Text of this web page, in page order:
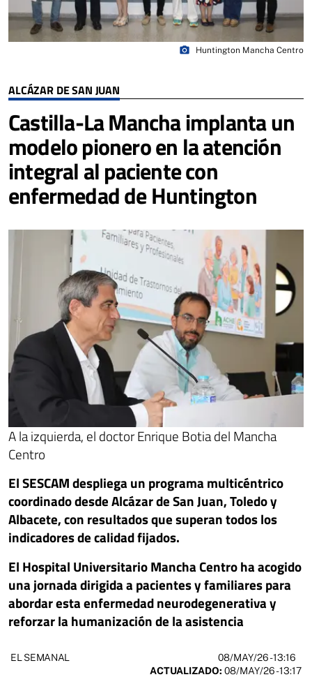
ALCÁZAR DE SAN JUAN
Castilla-La Mancha implanta un
modelo pionero en la atención
integral al paciente con
enfermedad de Huntington
A la izquierda, el doctor Enrique Botia del Mancha
Centro
El SESCAM despliega un programa multicéntrico
coordinado desde Alcázar de San Juan, Toledo y
Albacete, con resultados que superan todos los
indicadores de calidad fijados.
El Hospital Universitario Mancha Centro ha acogido
una jornada dirigida a pacientes y familiares para
abordar esta enfermedad neurodegenerativa y
reforzar la humanización de la asistencia
photo_camera Huntington Mancha Centro
EL SEMANAL 08/MAY/26- 13:16
ACTUALIZADO: 08/MAY/26 - 13:17